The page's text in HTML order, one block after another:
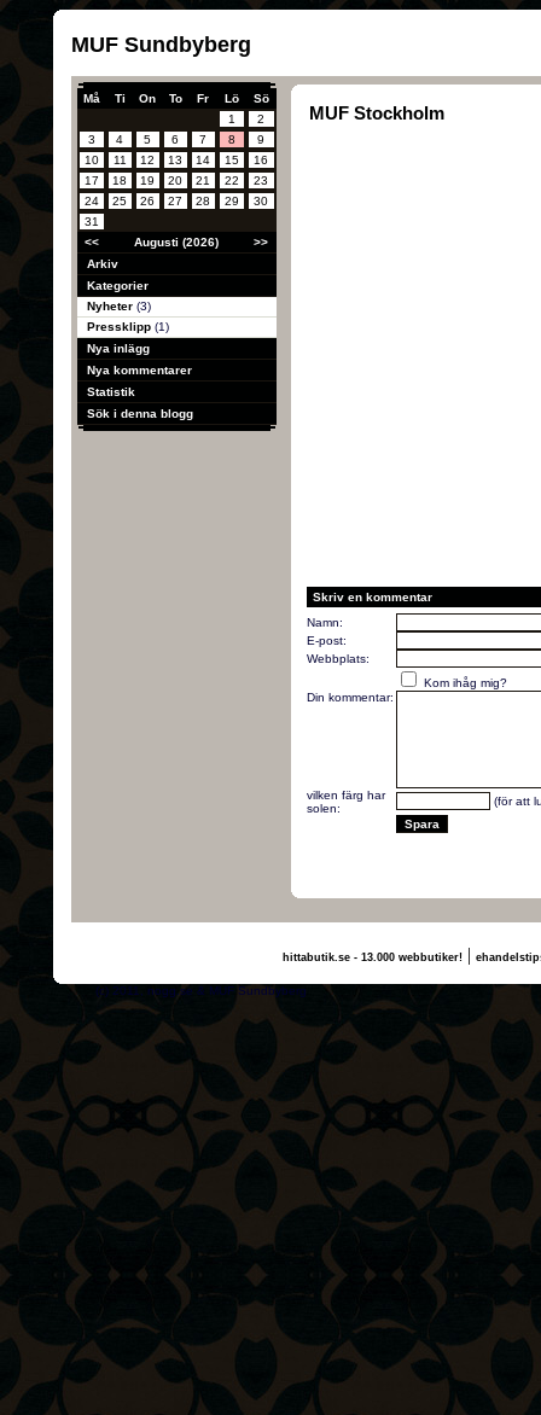
MUF Sundbyberg
Må Ti On To Fr Lö
Sö
1
2
3
4 5 6 7 8
9
10
11 12 13 14 15
16
17
18 19 20 21 22
23
24
25 26 27 28 29
30
31
<<
Augusti (2026)
>>
Arkiv
Kategorier
Nyheter (3)
Pressklipp (1)
Nya inlägg
Nya kommentarer
Statistik
Sök i denna blogg
MUF Stockholm
Skriv en kommentar
Namn:
E-post:
Webbplats:
Kom ihåg mig?
Din kommentar:
vilken färg har
solen:
(för att
hittabutik.se - 13.000 webbutiker!|
(c) 2011, nogg.se & MUF Sundbyberg